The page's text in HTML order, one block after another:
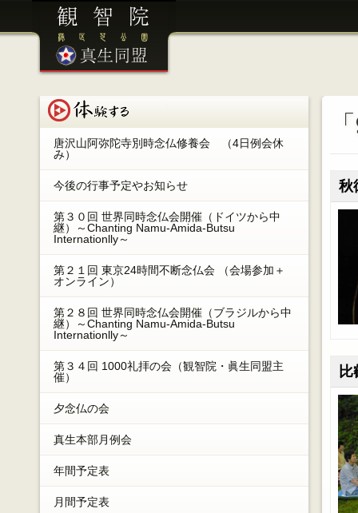
秋
唐沢山阿弥陀寺別時念仏修養会 （4日例会休
み）
今後の行事予定やお知らせ
第３０回 世界同時念仏会開催（ドイツから中
継）～Chanting Namu-Amida-Butsu
Internationlly～
第２１回 東京24時間不断念仏会 （会場参加＋
オンライン）
第２８回 世界同時念仏会開催（ブラジルから中
継）～Chanting Namu-Amida-Butsu
Internationlly～
第３４回 1000礼拝の会（観智院・眞生同盟主
催）
夕念仏の会
真生本部月例会
年間予定表
月間予定表